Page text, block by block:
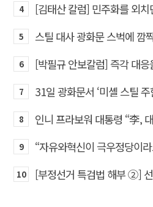
4
5 스틸 대사 광화문 스벅에 깜
6
7
8 인니 프라보워 대통령 “李,
9
10